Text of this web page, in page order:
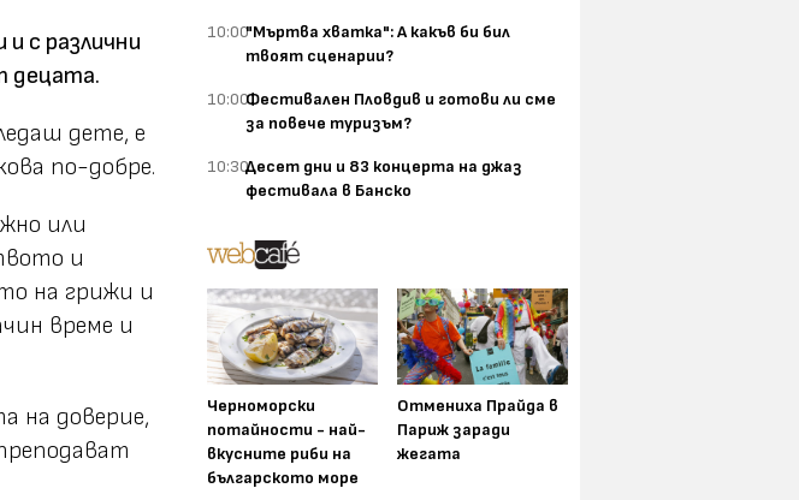
с различни
децата.
дете, е
по-добре.
или
и
на грижи и
време и
на доверие,
10:00"Мъртва хватка": А какъв би бил
твоят сценарии?
10:00Фестивален Пловдив и готови ли сме
за повече туризъм?
10:30Десет дни и 83 концерта на джаз
фестивала в Банско
Черноморски
потайности - най-
вкусните риби на
българското море
Отмениха Прайда в
Париж заради
жегата